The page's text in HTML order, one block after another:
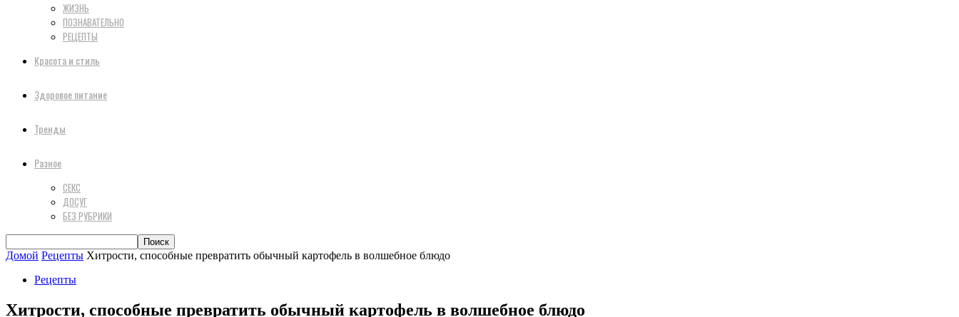
ЖИЗНЬ
ПОЗНАВАТЕЛЬНО
РЕЦЕПТЫ
Красота и стиль
Здоровое питание
Тренды
Разное
СЕКС
ДОСУГ
БЕЗ РУБРИКИ
Домой Рецепты Хитрости, способные превратить обычный картофель в волшебное блюдо
Рецепты
Хитрости, способные превратить обычный картофель в волшебное блюдо